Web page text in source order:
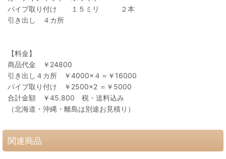
パイプ取り付け １５ミリ ２本
引き出し ４カ所
【料金】
商品代金 ￥24800
引き出し４カ所 ￥4000×４＝￥16000
パイプ取り付け ￥2500×2 ＝￥5000
合計金額 ￥45.800 税・送料込み
（北海道・沖縄・離島は別途お見積り）
関連商品